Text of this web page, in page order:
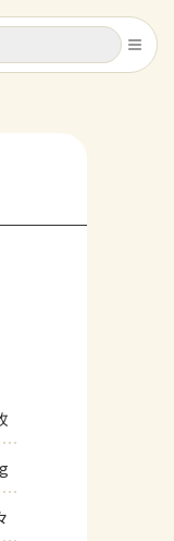
キャンセル
キャンセル